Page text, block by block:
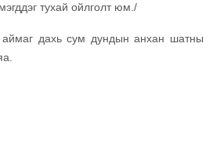
тухай ойлголт юм./
аймаг дахь сум дундын анхан шатны